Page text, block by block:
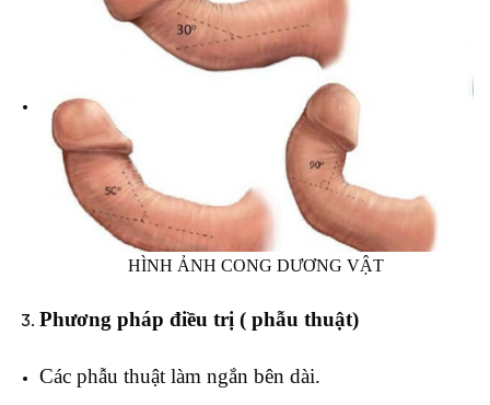
HÌNH ẢNH CONG DƯƠNG VẬT
Phương pháp điều trị ( phẫu thuật)
Các phẫu thuật làm ngắn bên dài.